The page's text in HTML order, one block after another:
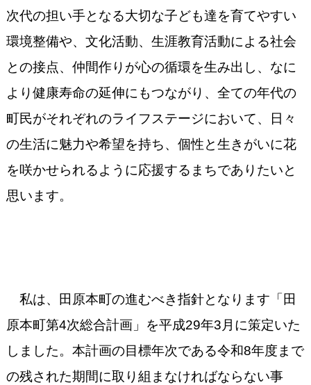
次代の担い手となる大切な子ども達を育てやすい
環境整備や、文化活動、生涯教育活動による社会
との接点、仲間作りが心の循環を生み出し、なに
より健康寿命の延伸にもつながり、全ての年代の
町民がそれぞれのライフステージにおいて、日々
の生活に魅力や希望を持ち、個性と生きがいに花
を咲かせられるように応援するまちでありたいと
思います。
私は、田原本町の進むべき指針となります「田
原本町第4次総合計画」を平成29年3月に策定いた
しました。本計画の目標年次である令和8年度まで
の残された期間に取り組まなければならない事